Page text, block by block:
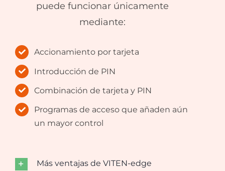
puede funcionar únicamente
mediante:
Accionamiento por tarjeta
Introducción de PIN
Combinación de tarjeta y PIN
Programas de acceso que añaden aún
un mayor control
Más ventajas de VITEN-edge